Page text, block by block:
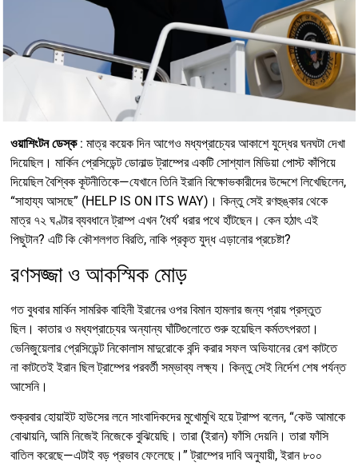
ওয়াশিংটন ডেস্ক: মাত্র কয়েক দিন আগেও মধ্যপ্রাচ্যের আকাশে যুদ্ধের ঘনঘটা দেখা
দিয়েছিল। মার্কিন প্রেসিডেন্ট ডোনাল্ড ট্রাম্পের একটি সোশ্যাল মিডিয়া পোস্ট কাঁপিয়ে
দিয়েছিল বৈশ্বিক কূটনীতিকে—যেখানে তিনি ইরানি বিক্ষোভকারীদের উদ্দেশে লিখেছিলেন,
“সাহায্য আসছে” (HELP IS ON ITS WAY)। কিন্তু সেই রণহুঙ্কার থেকে
মাত্র ৭২ ঘণ্টার ব্যবধানে ট্রাম্প এখন ‘ধৈর্য’ ধরার পথে হাঁটছেন। কেন হঠাৎ এই
পিছুটান? এটি কি কৌশলগত বিরতি, নাকি প্রকৃত যুদ্ধ এড়ানোর প্রচেষ্টা?
রণসজ্জা ও আকস্মিক মোড়
গত বুধবার মার্কিন সামরিক বাহিনী ইরানের ওপর বিমান হামলার জন্য প্রায় প্রস্তুত
ছিল। কাতার ও মধ্যপ্রাচ্যের অন্যান্য ঘাঁটিগুলোতে শুরু হয়েছিল কর্মতৎপরতা।
ভেনিজুয়েলার প্রেসিডেন্ট নিকোলাস মাদুরোকে বন্দি করার সফল অভিযানের রেশ কাটতে
না কাটতেই ইরান ছিল ট্রাম্পের পরবর্তী সম্ভাব্য লক্ষ্য। কিন্তু সেই নির্দেশ শেষ পর্যন্ত
আসেনি।
শুক্রবার হোয়াইট হাউসের লনে সাংবাদিকদের মুখোমুখি হয়ে ট্রাম্প বলেন, “কেউ আমাকে
বোঝায়নি, আমি নিজেই নিজেকে বুঝিয়েছি। তারা (ইরান) ফাঁসি দেয়নি। তারা ফাঁসি
বাতিল করেছে—এটাই বড় প্রভাব ফেলেছে।” ট্রাম্পের দাবি অনুযায়ী, ইরান ৮০০